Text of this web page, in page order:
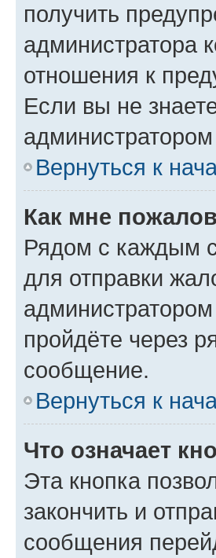
получить
администратора
отношения к
Если вы не
Вернуться к
Как мне
Рядом с каждым
для отправки
пройдёте через
сообщение.
Вернуться к
Что означает
Эта кнопка
закончить и
сообщения